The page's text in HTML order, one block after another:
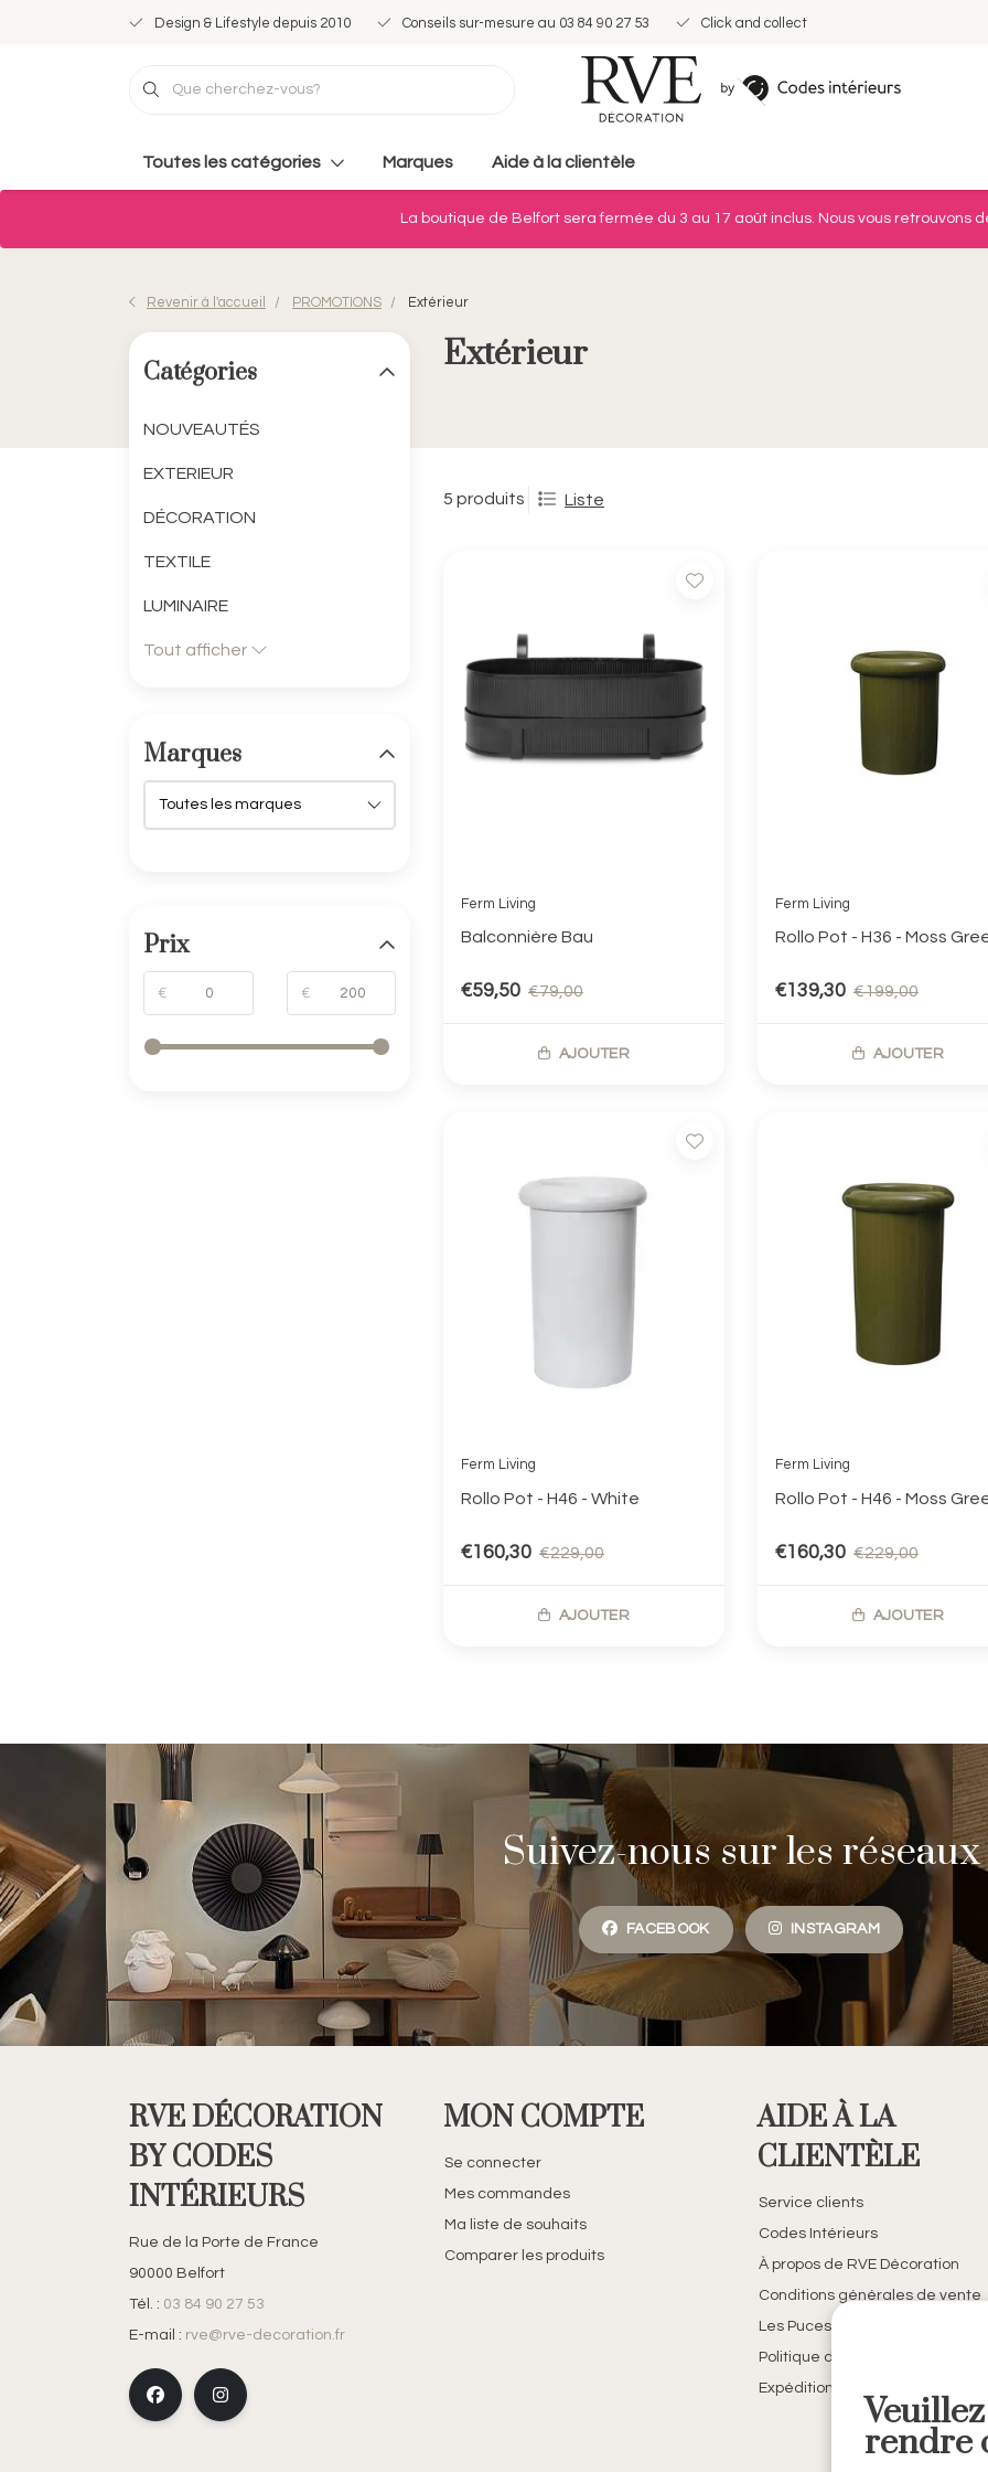
Design & Lifestyle depuis 2010 Conseils sur-mesure au 03 84 90 27 53 Click and collect
Toutes les catégories Marques Aide à la clientèle
La boutique de Belfort sera fermée du 3 au 17 août inclus. Nous vous retrouvons
Revenir à l'accueil PROMOTIONS Extérieur
Extérieur
5 produits Liste
Ferm Living
Balconnière Bau
€59,50 €79,00
AJOUTER
Ferm Living
Rollo Pot - H36 - Moss
€139,30 €199,00
AJOUTER
Ferm Living
Rollo Pot - H46 - White
€160,30 €229,00
AJOUTER
Ferm Living
Rollo Pot - H46 - Moss
€160,30 €229,00
AJOUTER
Catégories
NOUVEAUTÉS
EXTERIEUR
DÉCORATION
TEXTILE
LUMINAIRE
Tout afficher
Marques
Prix
€ €
Suivez-nous sur les réseaux
FACEBOOK INSTAGRAM
RVE DÉCORATION
BY CODES
INTÉRIEURS
Rue de la Porte de France
90000 Belfort
Tél. : 03 84 90 27 53
E-mail : rve@rve-decoration.fr
MON COMPTE
Se connecter
Mes commandes
Ma liste de souhaits
Comparer les produits
AIDE À LA
CLIENTÈLE
Service clients
Codes Intérieurs
À propos de RVE Décoration
Conditions générales de vente
Les Puces de Belfort
Politique de confidentialité
Expédition et retours
rendre